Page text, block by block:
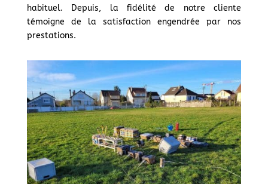
habituel. Depuis, la fidélité de notre cliente
témoigne de la satisfaction engendrée par nos
prestations.